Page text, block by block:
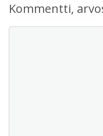
Kommentti,